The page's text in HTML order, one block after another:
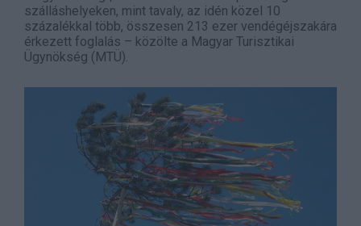
szálláshelyeken, mint tavaly, az idén közel 10
százalékkal több, összesen 213 ezer vendégéjszakára
érkezett foglalás – közölte a Magyar Turisztikai
Ügynökség (MTÜ).